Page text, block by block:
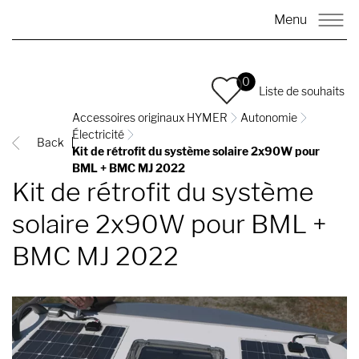
Menu
0
Liste de souhaits
Back
Accessoires originaux HYMER
Autonomie
Électricité
Kit de rétrofit du système solaire 2x90W pour
BML + BMC MJ 2022
Kit de rétrofit du système
solaire 2x90W pour BML +
BMC MJ 2022